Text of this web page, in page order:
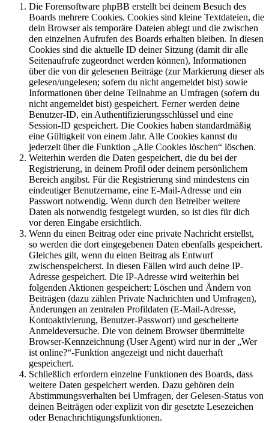
Die Forensoftware phpBB erstellt bei deinem Besuch des
Boards mehrere Cookies. Cookies sind kleine Textdateien, die
dein Browser als temporäre Dateien ablegt und die zwischen
den einzelnen Aufrufen des Boards erhalten bleiben. In diesen
Cookies sind die aktuelle ID deiner Sitzung (damit dir alle
Seitenaufrufe zugeordnet werden können), Informationen
über die von dir gelesenen Beiträge (zur Markierung dieser als
gelesen/ungelesen; sofern du nicht angemeldet bist) sowie
Informationen über deine Teilnahme an Umfragen (sofern du
nicht angemeldet bist) gespeichert. Ferner werden deine
Benutzer-ID, ein Authentifizierungsschlüssel und eine
Session-ID gespeichert. Die Cookies haben standardmäßig
eine Gültigkeit von einem Jahr. Alle Cookies kannst du
jederzeit über die Funktion „Alle Cookies löschen“ löschen.
Weiterhin werden die Daten gespeichert, die du bei der
Registrierung, in deinem Profil oder deinem persönlichem
Bereich angibst. Für die Registrierung sind mindestens ein
eindeutiger Benutzername, eine E-Mail-Adresse und ein
Passwort notwendig. Wenn durch den Betreiber weitere
Daten als notwendig festgelegt wurden, so ist dies für dich
vor deren Eingabe ersichtlich.
Wenn du einen Beitrag oder eine private Nachricht erstellst,
so werden die dort eingegebenen Daten ebenfalls gespeichert.
Gleiches gilt, wenn du einen Beitrag als Entwurf
zwischenspeicherst. In diesen Fällen wird auch deine IP-
Adresse gespeichert. Die IP-Adresse wird weiterhin bei
folgenden Aktionen gespeichert: Löschen und Ändern von
Beiträgen (dazu zählen Private Nachrichten und Umfragen),
Änderungen an zentralen Profildaten (E-Mail-Adresse,
Kontoaktivierung, Benutzer-Passwort) und gescheiterte
Anmeldeversuche. Die von deinem Browser übermittelte
Browser-Kennzeichnung (User Agent) wird nur in der „Wer
ist online?“-Funktion angezeigt und nicht dauerhaft
gespeichert.
Schließlich erfordern einzelne Funktionen des Boards, dass
weitere Daten gespeichert werden. Dazu gehören dein
Abstimmungsverhalten bei Umfragen, der Gelesen-Status von
deinen Beiträgen oder explizit von dir gesetzte Lesezeichen
oder Benachrichtigungsfunktionen.